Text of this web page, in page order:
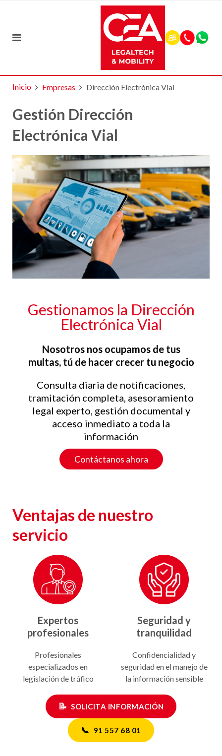
Inicio Empresas Dirección Electrónica Vial
Gestión Dirección
Electrónica Vial
Gestionamos la Dirección
Electrónica Vial
Nosotros nos ocupamos de tus
multas, tú de hacer crecer tu negocio
Consulta diaria de notificaciones,
tramitación completa, asesoramiento
legal experto, gestión documental y
acceso inmediato a toda la
información
Contáctanos ahora
Ventajas de nuestro
servicio
Expertos
profesionales
Profesionales
especializados en
legislación de tráfico
Seguridad y
tranquilidad
Confidencialidad y
seguridad en el manejo de
la información sensible
📝 SOLICITA INFORMACIÓN
📞 91 557 68 01